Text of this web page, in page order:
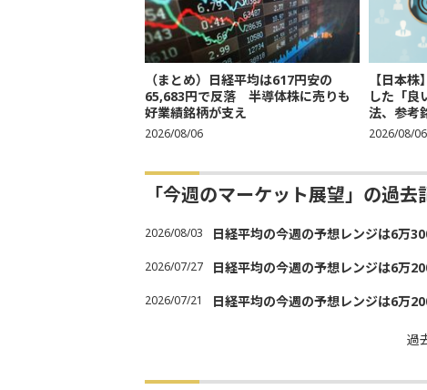
（まとめ）日経平均は617円安の
65,683円で反落 半導体株に売りも
好業績銘柄が支え
2026/08/06
【日本
した「良
法、参考
2026/08/06
「今週のマーケット展望」の過去
2026/08/03 日経平均の今週の予想レンジは6万
2026/07/27 日経平均の今週の予想レンジは6万
2026/07/21 日経平均の今週の予想レンジは6万
過